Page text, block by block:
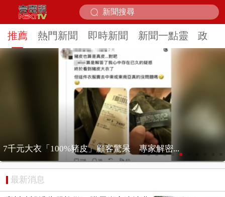
推薦 熱門新聞 即時新聞 新聞一點靈 政治
涉詐慈濟10.8億！ 美女律政商人脈廣、生活...
最新消息